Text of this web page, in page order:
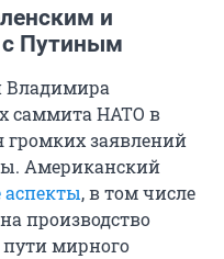
и
с Путиным
Владимира
саммита НАТО в
громких заявлений
Американский
аспекты, в том числе
производство
мирного